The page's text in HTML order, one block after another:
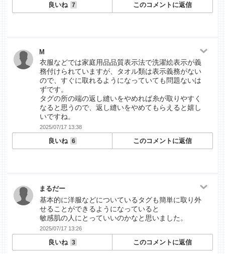
良いね 7 このコメントに返信
M
衣服などでは家庭用品品質表示法で洗濯絵表示が義
務付けられていますが、タオル類は表示義務がない
ので、すぐに取れるようになっていても問題ないは
ずです。
タグの所の端の返し縫いをやめれば糸が取りやすく
なると思うので、返し縫いをやめてもらえると嬉し
いですね。
2025/07/17 13:38
良いね 6 このコメントに返信
まるだー
基本的に洋服などについているタグも簡単に取り外
せることができるようになっていると
敏感肌の人にとっていいのかなと思いました。
2025/07/17 13:26
良いね 3 このコメントに返信